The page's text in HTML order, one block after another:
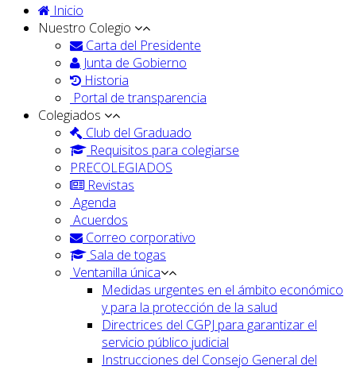
Inicio
Nuestro Colegio
Carta del Presidente
Junta de Gobierno
Historia
Portal de transparencia
Colegiados
Club del Graduado
Requisitos para colegiarse
PRECOLEGIADOS
Revistas
Agenda
Acuerdos
Correo corporativo
Sala de togas
Ventanilla única
Medidas urgentes en el ámbito económico
y para la protección de la salud
Directrices del CGPJ para garantizar el
servicio público judicial
Instrucciones del Consejo General del